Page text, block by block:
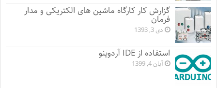
گزارش کار کارگاه ماشین های الکتریکی و مدار
فرمان
دی 3, 1393
استفاده از IDE آردوینو
آبان 4, 1399